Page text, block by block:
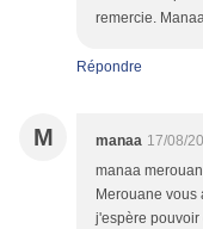
remercie.
Répondre
M manaa 17/08/
manaa
Merouane vous
j'espère